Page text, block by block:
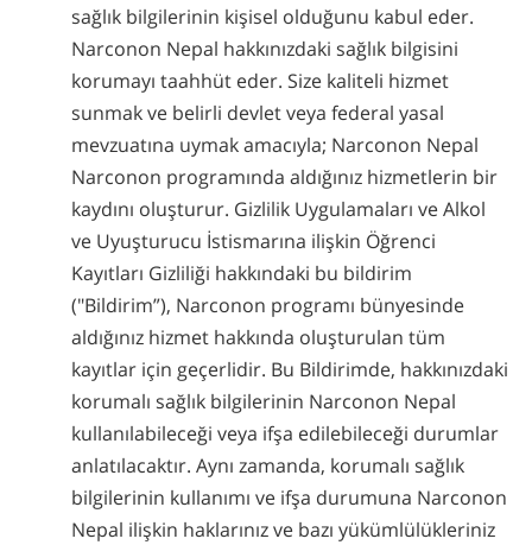
sağlık bilgilerinin kişisel olduğunu kabul eder.
Narconon Nepal hakkınızdaki sağlık bilgisini
korumayı taahhüt eder. Size kaliteli hizmet
sunmak ve belirli devlet veya federal yasal
mevzuatına uymak amacıyla; Narconon Nepal
Narconon programında aldığınız hizmetlerin bir
kaydını oluşturur. Gizlilik Uygulamaları ve Alkol
ve Uyuşturucu İstismarına ilişkin Öğrenci
Kayıtları Gizliliği hakkındaki bu bildirim
("Bildirim”), Narconon programı bünyesinde
aldığınız hizmet hakkında oluşturulan tüm
kayıtlar için geçerlidir. Bu Bildirimde, hakkınızdaki
korumalı sağlık bilgilerinin Narconon Nepal
kullanılabileceği veya ifşa edilebileceği durumlar
anlatılacaktır. Aynı zamanda, korumalı sağlık
bilgilerinin kullanımı ve ifşa durumuna Narconon
Nepal ilişkin haklarınız ve bazı yükümlülükleriniz